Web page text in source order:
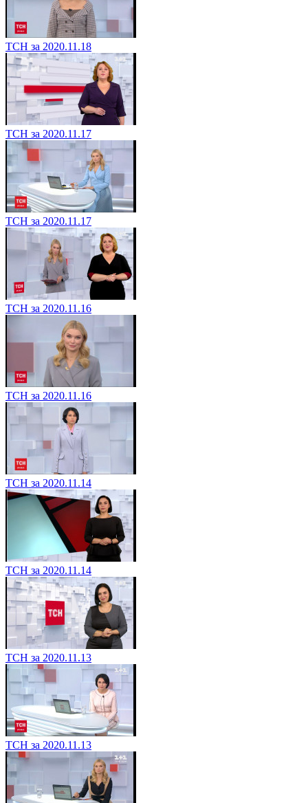
ТСН за 2020.11.18
ТСН за 2020.11.17
ТСН за 2020.11.17
ТСН за 2020.11.16
ТСН за 2020.11.16
ТСН за 2020.11.14
ТСН за 2020.11.14
ТСН за 2020.11.13
ТСН за 2020.11.13